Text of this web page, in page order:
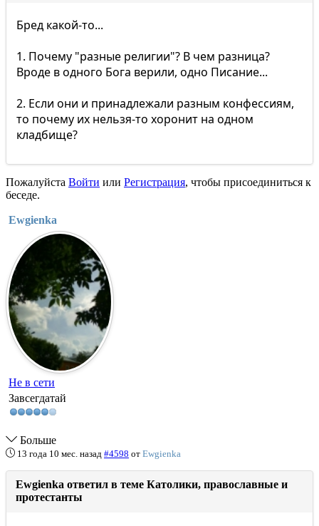
Бред какой-то...
1. Почему "разные религии"? В чем разница?
Вроде в одного Бога верили, одно Писание...
2. Если они и принадлежали разным конфессиям,
то почему их нельзя-то хоронит на одном
кладбище?
Пожалуйста Войти или Регистрация, чтобы присоединиться к
беседе.
Ewgienka
Не в сети
Завсегдатай
Больше
13 года 10 мес. назад #4598 от Ewgienka
Ewgienka ответил в теме Католики, православные и
протестанты